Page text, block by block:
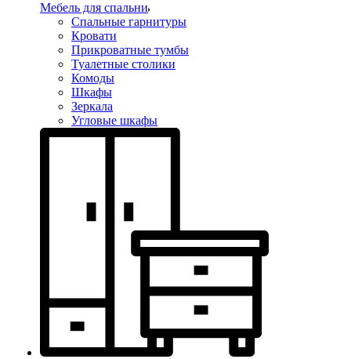
Мебель для спальни
Спальные гарнитуры
Кровати
Прикроватные тумбы
Туалетные столики
Комоды
Шкафы
Зеркала
Угловые шкафы